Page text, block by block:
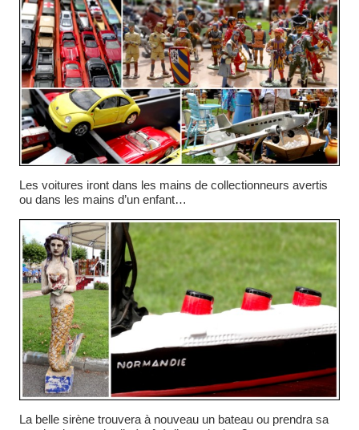
Les voitures iront dans les mains de collectionneurs avertis
ou dans les mains d’un enfant…
La belle sirène trouvera à nouveau un bateau ou prendra sa